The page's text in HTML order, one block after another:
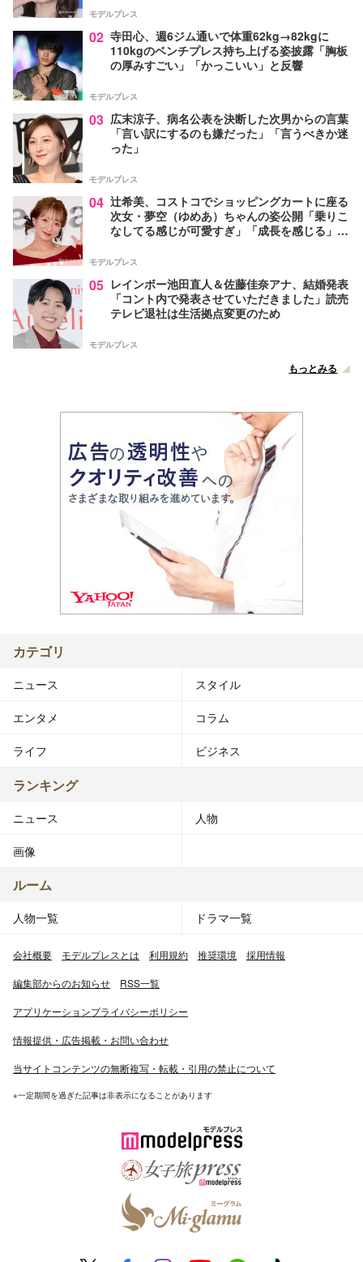
モデルプレス
02 寺田心、週6ジム通いで体重62kg→82kgに
110kgのベンチプレス持ち上げる姿披露「胸板
の厚みすごい」「かっこいい」と反響
モデルプレス
03 広末涼子、病名公表を決断した次男からの言葉
「言い訳にするのも嫌だった」「言うべきか迷
った」
モデルプレス
04 辻希美、コストコでショッピングカートに座る
次女・夢空（ゆめあ）ちゃんの姿公開「乗りこ
なしてる感じが可愛すぎ」「成長を感じる」の
モデルプレス
05 レインボー池田直人＆佐藤佳奈アナ、結婚発表
「コント内で発表させていただきました」読売
テレビ退社は生活拠点変更のため
モデルプレス
もっとみる
カテゴリ
ニュース スタイル
エンタメ コラム
ライフ ビジネス
ランキング
ニュース 人物
画像
ルーム
人物一覧 ドラマ一覧
会社概要 モデルプレスとは 利用規約 推奨環境 採用情報
編集部からのお知らせ RSS一覧
アプリケーションプライバシーポリシー
情報提供・広告掲載・お問い合わせ
当サイトコンテンツの無断複写・転載・引用の禁止について
※一定期間を過ぎた記事は非表示になることがあります